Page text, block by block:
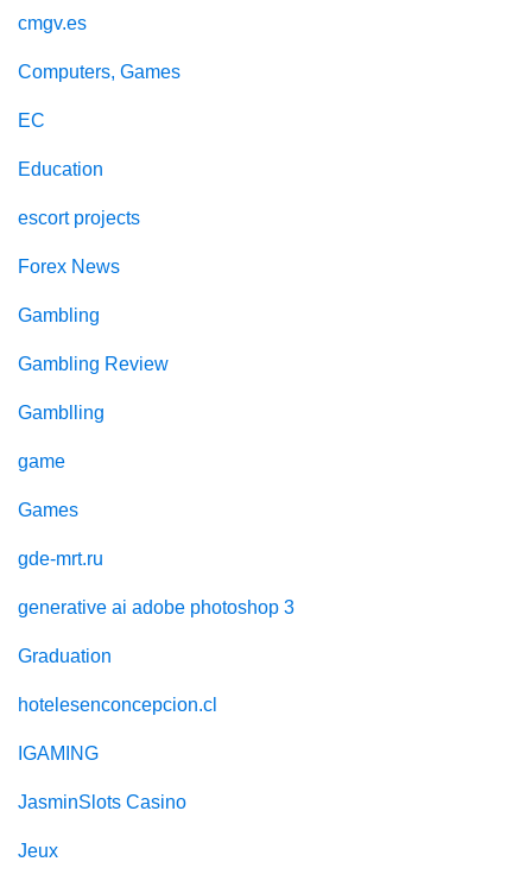
cmgv.es
Computers, Games
EC
Education
escort projects
Forex News
Gambling
Gambling Review
Gamblling
game
Games
gde-mrt.ru
generative ai adobe photoshop 3
Graduation
hotelesenconcepcion.cl
IGAMING
JasminSlots Casino
Jeux